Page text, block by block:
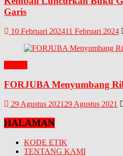
Garis
10 Februari 202411 Februari 2024
FORJUBA Menyumbang
29 Agustus 2021 29 Agustus 2021
HALAMAN
KODE ETIK
TENTANG KAMI